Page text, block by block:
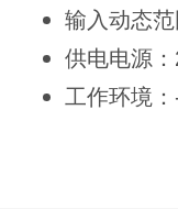
输入动态范
供电电源：
工作环境